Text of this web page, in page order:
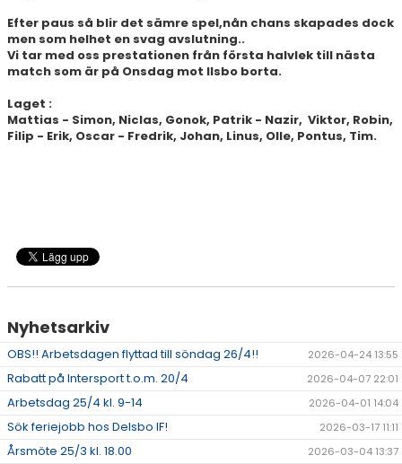
Efter paus så blir det sämre spel,nån chans skapades dock
men som helhet en svag avslutning..
Vi tar med oss prestationen från första halvlek till nästa
match som är på Onsdag mot Ilsbo borta.
Laget :
Mattias - Simon, Niclas, Gonok, Patrik - Nazir, Viktor, Robin,
Filip - Erik, Oscar - Fredrik, Johan, Linus, Olle, Pontus, Tim.
Nyhetsarkiv
OBS!! Arbetsdagen flyttad till söndag 26/4!! 2026-04-24 13:55
Rabatt på Intersport t.o.m. 20/4 2026-04-07 22:01
Arbetsdag 25/4 kl. 9-14 2026-04-01 14:04
Sök feriejobb hos Delsbo IF! 2026-03-17 11:11
Årsmöte 25/3 kl. 18.00 2026-03-04 13:37